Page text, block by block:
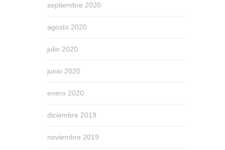
septiembre 2020
agosto 2020
julio 2020
junio 2020
enero 2020
diciembre 2019
noviembre 2019